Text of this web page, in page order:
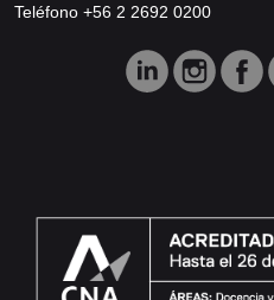
Teléfono +56 2 2692 0200